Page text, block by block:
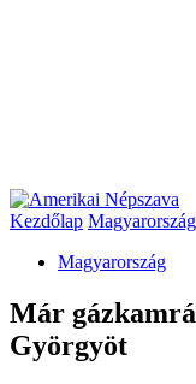
Kezdőlap Magyarország
Magyarország
Már
Györgyöt